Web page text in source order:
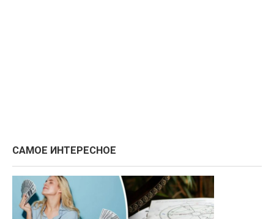
САМОЕ ИНТЕРЕСНОЕ